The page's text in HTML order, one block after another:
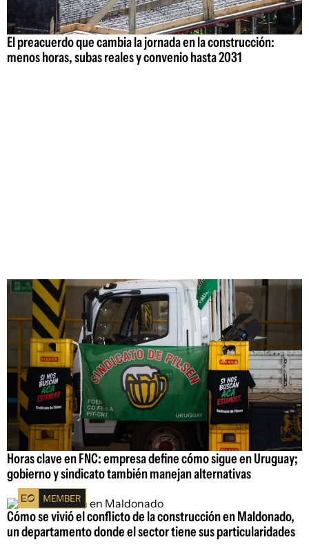
El preacuerdo que cambia la jornada en la construcción:
menos horas, subas reales y convenio hasta 2031
Horas clave en FNC: empresa define cómo sigue en Uruguay;
gobierno y sindicato también manejan alternativas
Cómo se vivió el conflicto de la construcción en Maldonado,
un departamento donde el sector tiene sus particularidades